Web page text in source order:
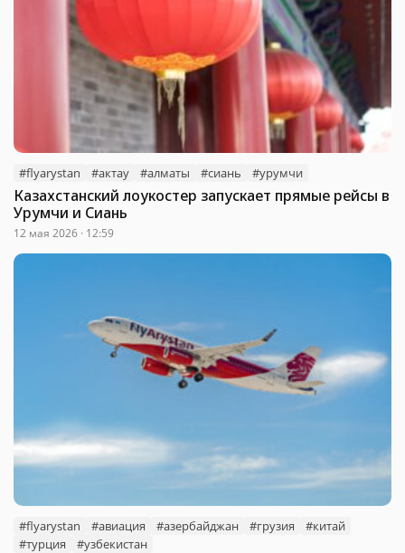
#flyarystan #актау #алматы #сиань #урумчи
Казахстанский лоукостер запускает прямые рейсы в
Урумчи и Сиань
12 мая 2026 · 12:59
#flyarystan #авиация #азербайджан #грузия
#китай
#турция
#узбекистан